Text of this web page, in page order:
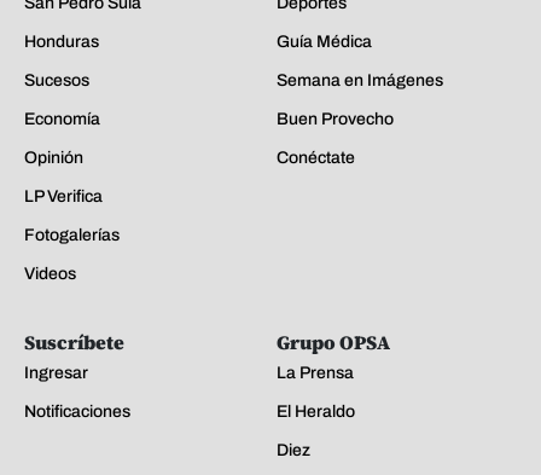
Honduras
Sucesos
Economía
Opinión
LP Verifica
Fotogalerías
Videos
Guía Médica
Semana en Imágenes
Buen Provecho
Conéctate
Suscríbete
Ingresar
Notificaciones
Grupo OPSA
La Prensa
El Heraldo
Diez